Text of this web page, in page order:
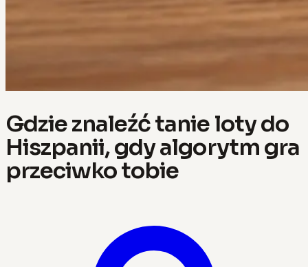
Gdzie znaleźć tanie loty do
Hiszpanii, gdy algorytm gra
przeciwko tobie